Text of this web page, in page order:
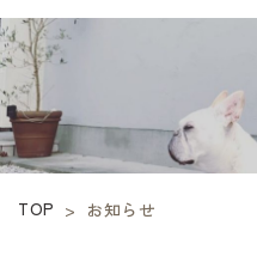
TOP > お知らせ